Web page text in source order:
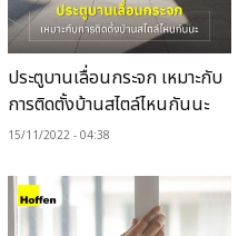
ประตูบานเลื่อนกระจก เหมาะกับ
การติดตั้งบ้านสไตล์ไหนกันนะ
15/11/2022 04:38